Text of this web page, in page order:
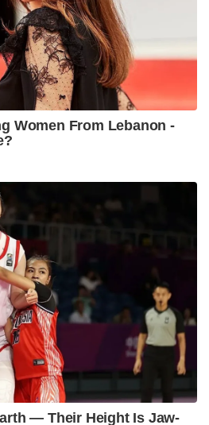
Women From Lebanon -
— Their Height Is Jaw-